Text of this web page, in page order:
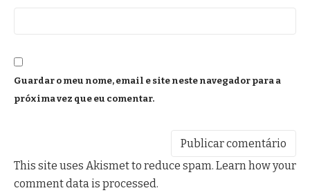
Guardar o meu nome, email e site neste navegador para a
próxima vez que eu comentar.
This site uses Akismet to reduce spam. Learn how your
comment data is processed.